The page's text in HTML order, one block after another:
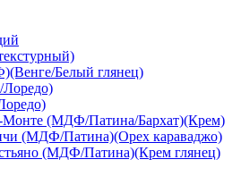
Белый глянец)
Лоредо)
Монте (МДФ/Патина/Бархат)(Крем)
(МДФ/Патина)(Орех караваджо)
(МДФ/Патина)(Крем глянец)